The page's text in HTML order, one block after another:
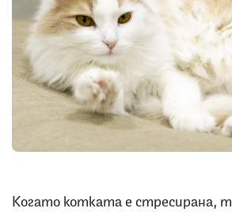
Когато котката е стресирана,